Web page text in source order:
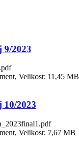
9/2023
Velikost: 11,45 MB
10/2023
Velikost: 7,67 MB